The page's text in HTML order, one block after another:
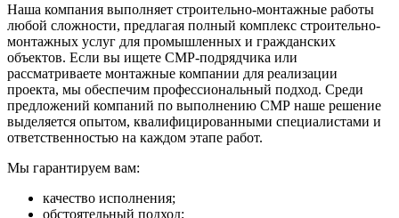
Наша компания выполняет строительно-монтажные работы
любой сложности, предлагая полный комплекс строительно-
монтажных услуг для промышленных и гражданских
объектов. Если вы ищете СМР-подрядчика или
рассматриваете монтажные компании для реализации
проекта, мы обеспечим профессиональный подход. Среди
предложений компаний по выполнению СМР наше решение
выделяется опытом, квалифицированными специалистами и
ответственностью на каждом этапе работ.
Мы гарантируем вам:
качество исполнения;
обстоятельный подход;